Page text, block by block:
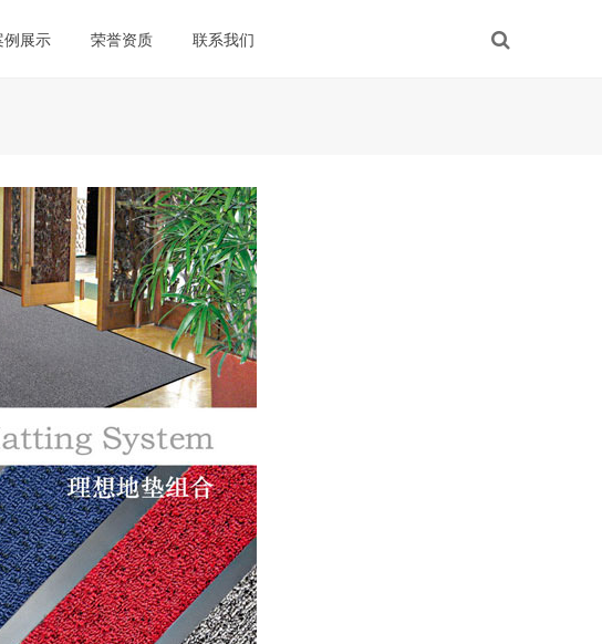
例展示 荣誉资质 联系我们